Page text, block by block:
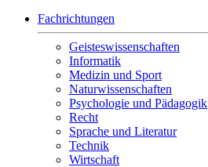
Fachrichtungen
Geisteswissenschaften
Informatik
Medizin und Sport
Naturwissenschaften
Psychologie und Pädagogik
Recht
Sprache und Literatur
Technik
Wirtschaft